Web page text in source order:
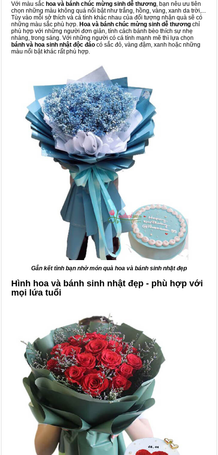
Với màu sắc hoa và bánh chúc mừng sinh dễ thương, bạn nêu ưu tiên
chọn những màu không quá nổi bật như trắng, hồng, vàng, xanh da trời,...
Tùy vào mỗi sở thích và cá tính khác nhau của đối tượng nhận quà sẽ có
những màu sắc phù hợp. Hoa và bánh chúc mừng sinh dễ thương chỉ
phù hợp với những người đơn giản, tính cách bánh bèo thích sự nhẹ
nhàng, trong sáng. Với những người có cá tính mạnh mẽ thì lựa chọn
bánh và hoa sinh nhật độc đáo có sắc đỏ, vàng đậm, xanh hoặc những
màu nổi bật khác rất phù hợp.
Gắn kết tình bạn nhờ món quà hoa và bánh sinh nhật đẹp
Hình hoa và bánh sinh nhật đẹp - phù hợp với
mọi lứa tuổi